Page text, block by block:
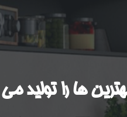
ها را تولید